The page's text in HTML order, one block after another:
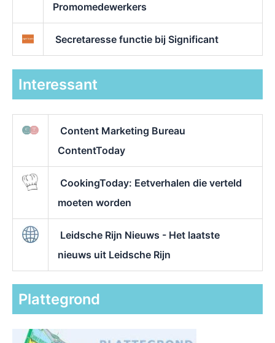
Promomedewerkers
Secretaresse functie bij Significant
Interessant
Content Marketing Bureau
ContentToday
CookingToday: Eetverhalen die verteld
moeten worden
Leidsche Rijn Nieuws - Het laatste
nieuws uit Leidsche Rijn
Plattegrond